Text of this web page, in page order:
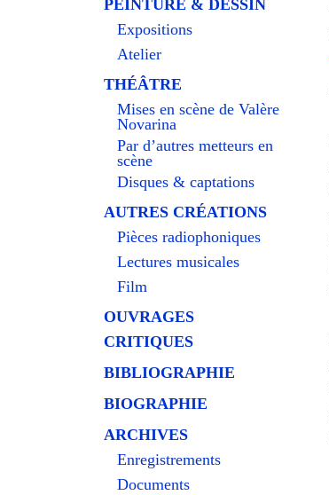
PEINTURE & DESSIN
Expositions
Atelier
THÉÂTRE
Mises en scène de Valère
Novarina
Par d’autres metteurs en
scène
Disques & captations
AUTRES CRÉATIONS
Pièces radiophoniques
Lectures musicales
Film
OUVRAGES
CRITIQUES
BIBLIOGRAPHIE
BIOGRAPHIE
ARCHIVES
Enregistrements
Documents